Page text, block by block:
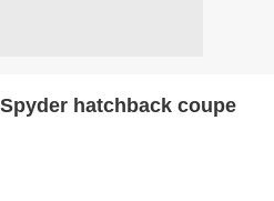
hatchback coupe